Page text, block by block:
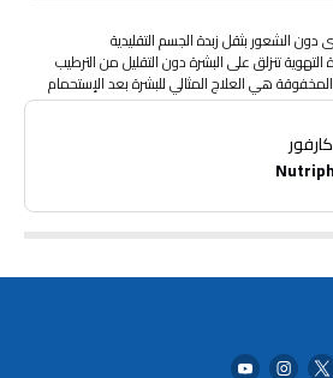
الشعور بثقل زبدة الجسم التقليدية
التهوية تنزلق على البشرة دون التقليل من الترطيب
بعد الإستحمام
كولادا ستجعل بشرتك ناعمة ورطبة ورائحتها